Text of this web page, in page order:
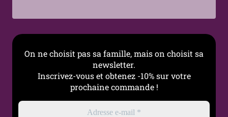
Motif
Roses noires en
arabesques
Entretien
Lavage à la main
recommandé
On ne choisit pas sa famille, mais on choisit sa
newsletter.
Inscrivez-vous et obtenez -10% sur votre
prochaine commande !